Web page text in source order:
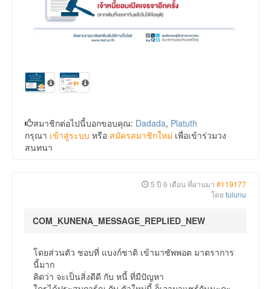
สมาชิกต่อไปนี้บอกขอบคุณ: Dadada, Platuth
กรุณา เข้าสู่ระบบ หรือ สมัครสมาชิกใหม่ เพื่อเข้าร่วมวง
สนทนา
5 ปี 6 เดือน ที่ผ่านมา #119177
โดย tulunu
COM_KUNENA_MESSAGE_REPLIED_NEW
โดยส่วนตัว ชอบที่ แบงก์ชาติ เข้ามาซัพพอต มาตราการ
นี้มาก
คิดว่า จะเป็นสิ่งดีดี กับ หนี้ ที่มีปัญหา